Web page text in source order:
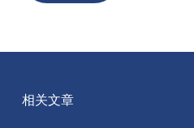
相关文章